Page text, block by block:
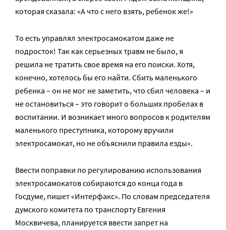
которая сказала: «А что с него взять, ребенок же!»
То есть управлял электросамокатом даже не
подросток! Так как серьезных травм не было, я
решила не тратить свое время на его поиски. Хотя,
конечно, хотелось бы его найти. Сбить маленького
ребенка – он не мог не заметить, что сбил человека – и
не остановиться – это говорит о больших пробелах в
воспитании. И возникает много вопросов к родителям
маленького преступника, которому вручили
электросамокат, но не объяснили правила езды».
Ввести поправки по регулированию использования
электросамокатов собираются до конца года в
Госдуме, пишет «Интерфакс». По словам председателя
думского комитета по транспорту Евгения
Москвичева, планируется ввести запрет на